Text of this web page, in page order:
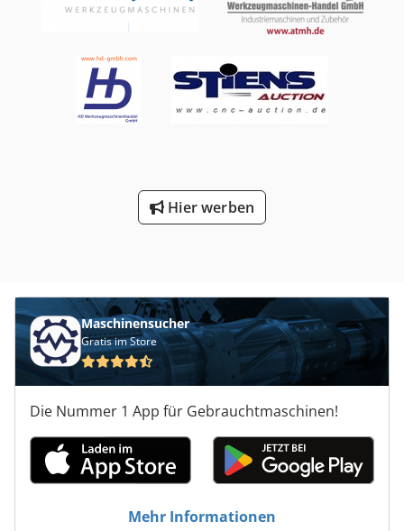
Hier werben
Maschinensucher
Gratis im Store
Die Nummer 1 App für Gebrauchtmaschinen!
Mehr Informationen